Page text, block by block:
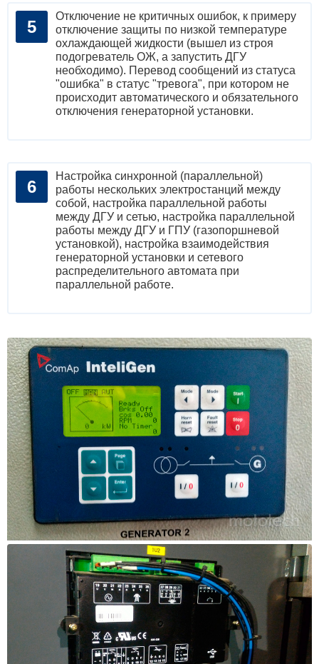
Отключение не критичных ошибок, к примеру
отключение защиты по низкой температуре
охлаждающей жидкости (вышел из строя
подогреватель ОЖ, а запустить ДГУ
необходимо). Перевод сообщений из статуса
"ошибка" в статус "тревога", при котором не
происходит автоматического и обязательного
отключения генераторной установки.
Настройка синхронной (параллельной)
работы нескольких электростанций между
собой, настройка параллельной работы
между ДГУ и сетью, настройка параллельной
работы между ДГУ и ГПУ (газопоршневой
установкой), настройка взаимодействия
генераторной установки и сетевого
распределительного автомата при
параллельной работе.